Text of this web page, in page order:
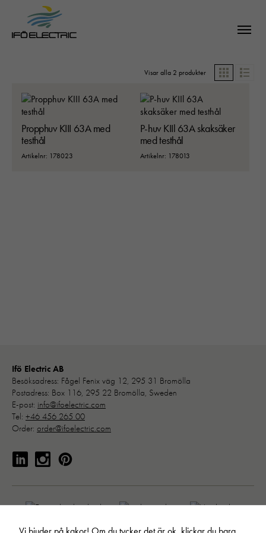
Visar alla 2 produkter Grid List
Propphuv KIII 63A med
testhål
Artikelnr: 178023
P-huv KIIl 63A skaksäker
med testhål
Artikelnr: 178013
Ifö Electric AB
Besöksadress: Fågel Fenix väg 12, 295 31 Bromölla
Postadress: Box 116, 295 22 Bromölla, Sweden
E-post: info@ifoelectric.com
Tel: +46 456 265 00
Order: order@ifoelectric.com